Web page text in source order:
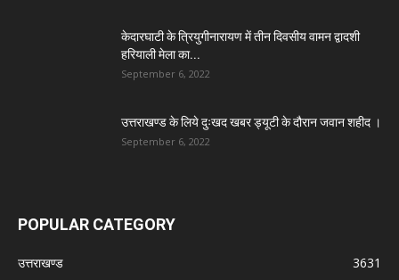
केदारघाटी के त्रियुगीनारायण में तीन दिवसीय वामन द्वादशी
हरियाली मेला का...
September 6, 2022
उत्तराखण्ड के लिये दुःखद खबर ड्यूटी के दौरान जवान शहीद ।
September 6, 2022
POPULAR CATEGORY
उत्तराखण्ड
3631